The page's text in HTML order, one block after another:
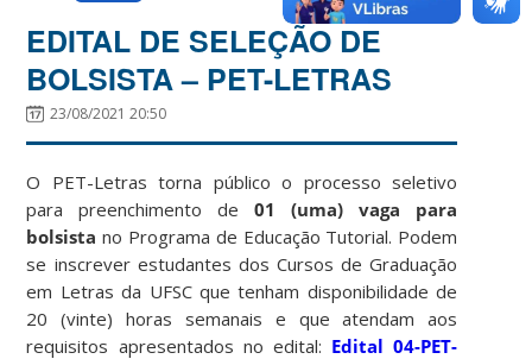
EDITAL DE SELEÇÃO DE
BOLSISTA – PET-LETRAS
23/08/2021 20:50
O PET-Letras torna público o processo seletivo
para preenchimento de01 (uma) vaga para
bolsista no Programa de Educação Tutorial. Podem
se inscrever estudantes dos Cursos de Graduação
em Letras da UFSC que tenham disponibilidade de
20 (vinte) horas semanais e que atendam aos
requisitos apresentados no edital: Edital 04-PET-